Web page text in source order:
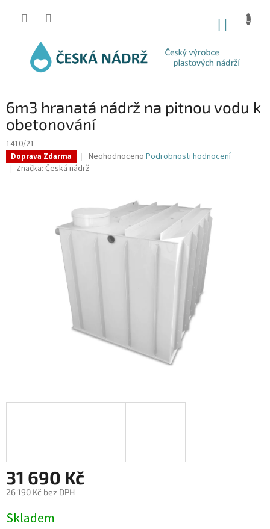
6m3 hranatá nádrž na pitnou vodu k
obetonování
1410/21
Doprava Zdarma
Průměrné
hodnocení
5
hvězdiček.
Neohodnoceno Podrobnosti hodnocení
Značka: Česká nádrž
31 690 Kč
26 190 Kč bez DPH
cena:
Skladem